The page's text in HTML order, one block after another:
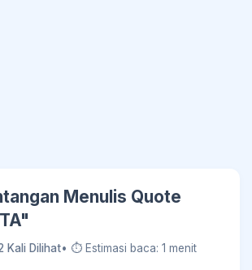
Menulis Quote
Kali Dilihat• ⏱ Estimasi baca: 1 menit